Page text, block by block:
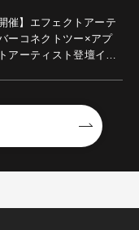
催】エフェクトアーテ
ーコネクトツー×アプ
ーティスト登壇イベ